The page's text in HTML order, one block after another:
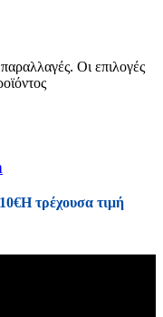
Οι επιλογές
€Η τρέχουσα τιμή